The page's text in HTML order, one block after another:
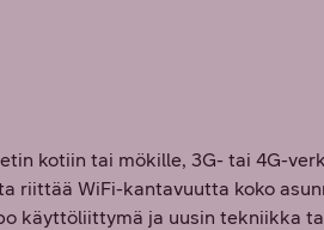
kotiin tai mökille, 3G- tai 4G-
riittää WiFi-kantavuutta koko
käyttöliittymä ja uusin tekniikka